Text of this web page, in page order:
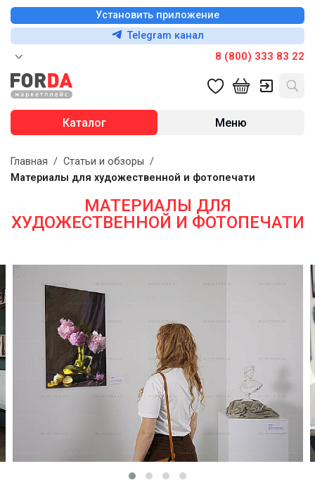
Установить приложение
Telegram канал
8 (800) 333 83 22
Каталог Меню
Главная / Статьи и обзоры /
Материалы для художественной и фотопечати
МАТЕРИАЛЫ ДЛЯ
ХУДОЖЕСТВЕННОЙ И ФОТОПЕЧАТИ